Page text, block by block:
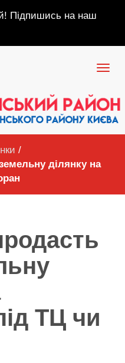
Підпишись на наш
/
ділянку на
ТЦ чи